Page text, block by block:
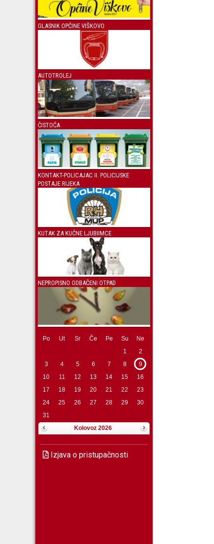
GLASNIK OPĆINE VIŠKOVO
AUTOTROLEJ
ČISTOĆA
KONTAKT-POLICAJAC II. POLICIJSKE
POSTAJE RIJEKA
KUTAK ZA KUĆNE LJUBIIMCE
NEPROPISNO ODBAČENI OTPAD
Po Ut Sr Če Pe Su
Ne
1
2
3
4 5 6 7 8
9
10
11 12 13 14 15
16
17
18 19 20 21 22
23
24
25 26 27 28 29
30
31
Kolovoz 2026
Izjava o pristupačnosti